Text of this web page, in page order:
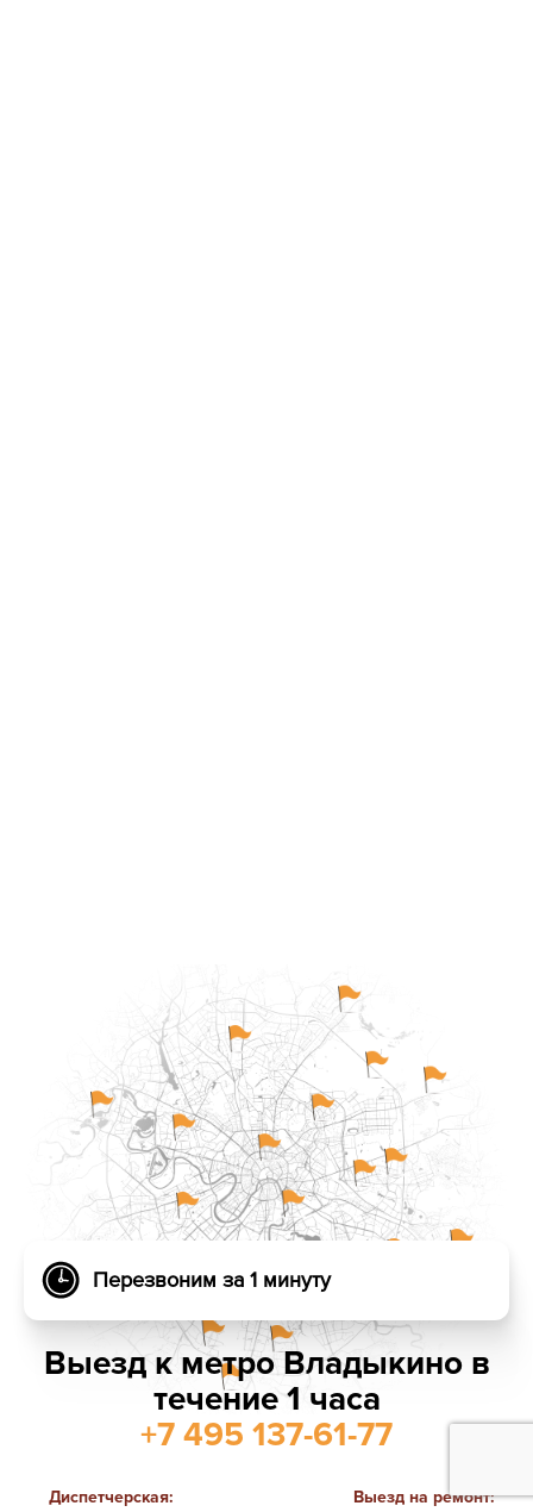
Выезд к метро Владыкино в
течение 1 часа
+7 495 137-61-77
Диспетчерская: Выезд на ремонт:
Перезвоним за 1 минуту